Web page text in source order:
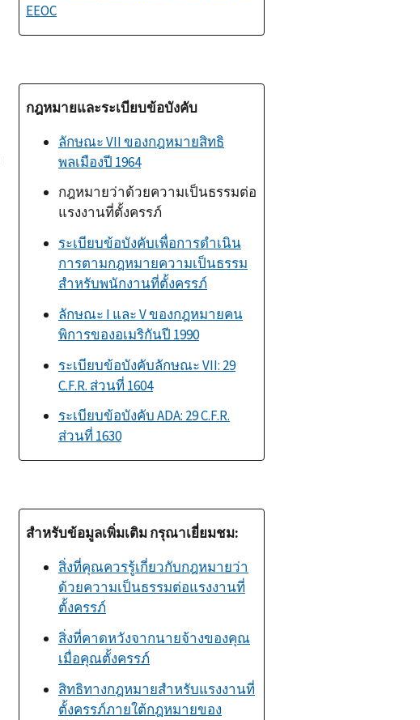
EEOC
กฎหมายและระเบียบข้อบังคับ
ลักษณะVIIของกฎหมายสิทธิ
พลเมืองปี 1964
กฎหมายว่าด้วยความเป็นธรรมต่อ
แรงงานที่ตั้งครรภ์
ระเบียบข้อบังคับเพื่อการดำเนิน
การตามกฎหมายความเป็นธรรม
สำหรับพนักงานที่ตั้งครรภ์
ลักษณะ I และVของกฎหมายคน
พิการของอเมริกันปี 1990
ระเบียบข้อบังคับลักษณะVII: 29
C.F.R. ส่วนที่ 1604
ระเบียบข้อบังคับADA: 29 C.F.R.
ส่วนที่ 1630
สำหรับข้อมูลเพิ่มเติม กรุณาเยี่ยมชม:
สิ่งที่คุณควรรู้เกี่ยวกับกฎหมายว่า
ด้วยความเป็นธรรมต่อแรงงานที่
ตั้งครรภ์
สิ่งที่คาดหวังจากนายจ้างของคุณ
เมื่อคุณตั้งครรภ์
สิทธิทางกฎหมายสำหรับแรงงานที่
ตั้งครรภ์ภายใต้กฎหมายของ